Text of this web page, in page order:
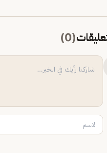
(
0
)